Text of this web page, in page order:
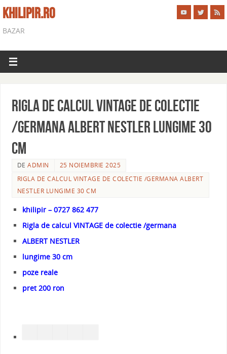
KHILIPIR.RO
BAZAR
Rigla de calcul VINTAGE de colectie
/germana ALBERT NESTLER lungime 30
cm
DEADMIN
25 NOIEMBRIE 2025
RIGLA DE CALCUL VINTAGE DE COLECTIE /GERMANA ALBERT
NESTLER LUNGIME 30 CM
khilipir – 0727 862 477
Rigla de calcul VINTAGE de colectie /germana
ALBERT NESTLER
lungime 30 cm
poze reale
pret 200 ron